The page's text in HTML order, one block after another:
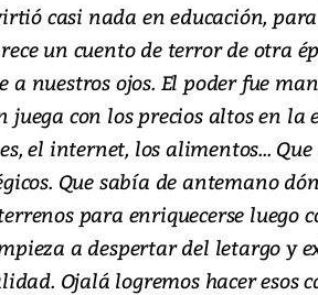
casi nada en educación,
un cuento de terror de otra
a nuestros ojos. El poder fue
juega con los precios altos en la
el internet, los alimentos... Que
Que sabía de antemano
para enriquecerse luego
a despertar del letargo y
Ojalá logremos hacer esos